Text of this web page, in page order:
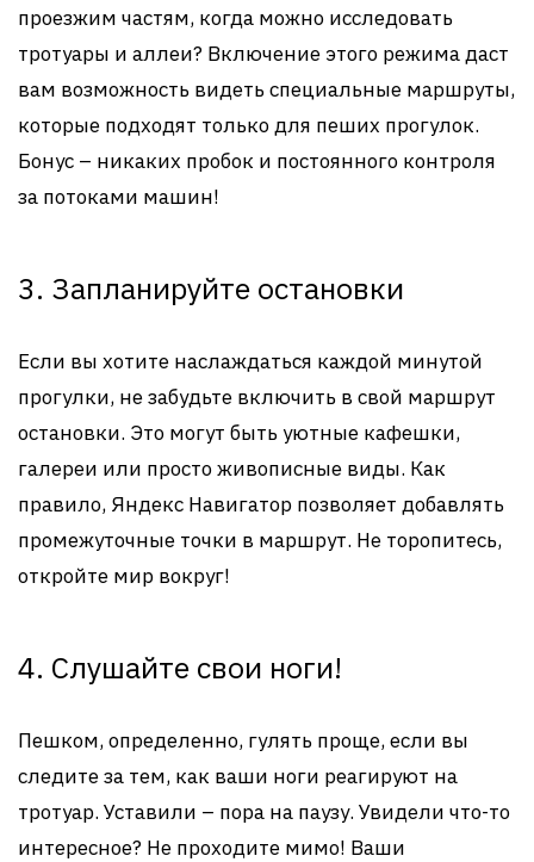
проезжим частям, когда можно исследовать
тротуары и аллеи? Включение этого режима даст
вам возможность видеть специальные маршруты,
которые подходят только для пеших прогулок.
Бонус – никаких пробок и постоянного контроля
за потоками машин!
3. Запланируйте остановки
Если вы хотите наслаждаться каждой минутой
прогулки, не забудьте включить в свой маршрут
остановки. Это могут быть уютные кафешки,
галереи или просто живописные виды. Как
правило, Яндекс Навигатор позволяет добавлять
промежуточные точки в маршрут. Не торопитесь,
откройте мир вокруг!
4. Слушайте свои ноги!
Пешком, определенно, гулять проще, если вы
следите за тем, как ваши ноги реагируют на
тротуар. Уставили – пора на паузу. Увидели что-то
интересное? Не проходите мимо! Ваши